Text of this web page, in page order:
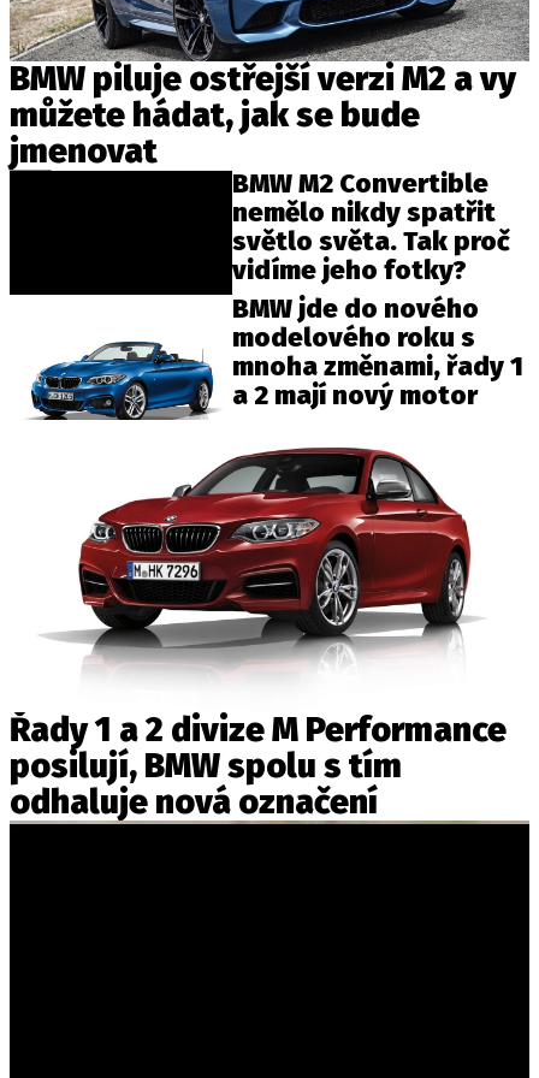
Provozovatelem serveru autoroad.cz je
INCORP MEDIA GROUP s.r.o., IČ: 118 23 054
BMW piluje ostřejší verzi M2 a vy
můžete hádat, jak se bude
jmenovat
BMW M2 Convertible
nemělo nikdy spatřit
světlo světa. Tak proč
vidíme jeho fotky?
BMW jde do nového
modelového roku s
mnoha změnami, řady 1
a 2 mají nový motor
Řady 1 a 2 divize M Performance
posilují, BMW spolu s tím
odhaluje nová označení